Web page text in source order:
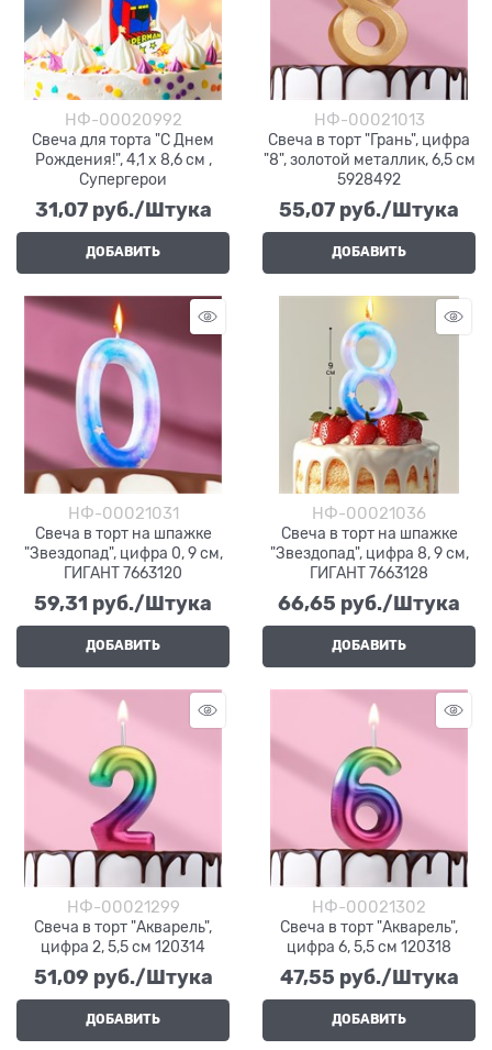
НФ-00020992
Свеча для торта "С Днем
Рождения!", 4,1 х 8,6 см ,
Супергерои
31,07 руб./Штука
ДОБАВИТЬ
НФ-00021013
Свеча в торт "Грань", цифра
"8", золотой металлик, 6,5 см
5928492
55,07 руб./Штука
ДОБАВИТЬ
НФ-00021031
Свеча в торт на шпажке
"Звездопад", цифра 0, 9 см,
ГИГАНТ 7663120
59,31 руб./Штука
ДОБАВИТЬ
НФ-00021036
Свеча в торт на шпажке
"Звездопад", цифра 8, 9 см,
ГИГАНТ 7663128
66,65 руб./Штука
ДОБАВИТЬ
НФ-00021299
Свеча в торт "Акварель",
цифра 2, 5,5 см 120314
51,09 руб./Штука
ДОБАВИТЬ
НФ-00021302
Свеча в торт "Акварель",
цифра 6, 5,5 см 120318
47,55 руб./Штука
ДОБАВИТЬ